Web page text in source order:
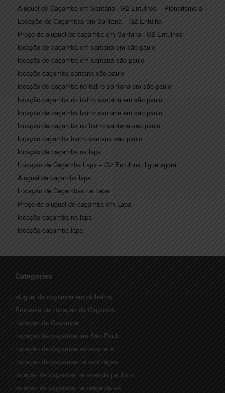
Aluguel de Caçamba em Santana | G2 Entulhos – Pionerismo a
Locação de Caçambas em Santana – G2 Entulho
Preço de aluguel de caçamba em Santana | G2 Entulhos
locação de caçamba em santana em são paulo
locação de caçamba em santana são paulo
locação caçamba santana são paulo
locação de caçamba no bairro santana em são paulo
locação caçamba no bairro santana em são paulo
locação de caçamba bairro santana em são paulo
locação de caçamba no bairro santana são paulo
locação caçamba bairro santana são paulo
locação de caçamba na lapa
Locação de Caçamba Lapa – G2 Entulhos, ligue agora
Aluguel de caçamba lapa
Locação de Caçambas na Lapa
Preço de aluguel de caçamba em Lapa
locação caçamba na lapa
locação caçamba lapa
Categories
aluguel de caçamba em pinheiros
Empresa de Locação de Caçamba
Locação de Caçamba
Locação de caçamba em São Paulo
Locação de caçamba estacionaria
Locação de caçamba na aclimação
locação de caçamba na avenida paulista
locação de caçamba na praça da sé